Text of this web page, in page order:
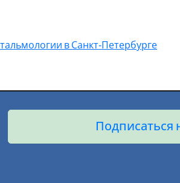
в Санкт‑Петербурге
Подписаться